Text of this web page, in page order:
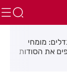
מומחי
את הסודות